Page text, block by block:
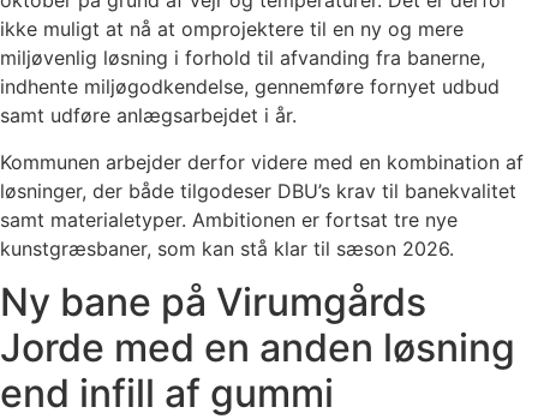
ikke muligt at nå at omprojektere til en ny og mere
miljøvenlig løsning i forhold til afvanding fra banerne,
indhente miljøgodkendelse, gennemføre fornyet udbud
samt udføre anlægsarbejdet i år.
Kommunen arbejder derfor videre med en kombination af
løsninger, der både tilgodeser DBU’s krav til banekvalitet
samt materialetyper. Ambitionen er fortsat tre nye
kunstgræsbaner, som kan stå klar til sæson 2026.
Ny bane på Virumgårds
Jorde med en anden løsning
end infill af gummi